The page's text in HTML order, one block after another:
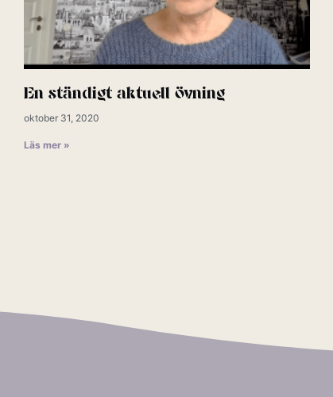
En ständigt aktuell övning
oktober 31, 2020
Läs mer »